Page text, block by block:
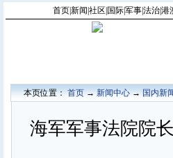
首页|新闻 社区 国际|军事|法治|港
本页位置：首页→新闻中心→国内新
海军军事法院院